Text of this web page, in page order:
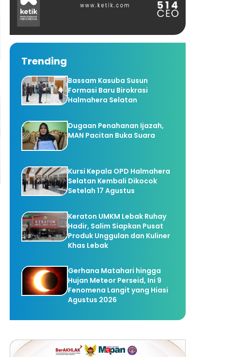
Trending
Bassam Kasuba Susun
Formasi Baru Birokrasi
Halmahera Selatan
Dugaan Penahanan Ijazah,
MAN Pacitan Buka Suara
Kursi Kepala OPD Halmahera
Selatan Kembali Dikocok
Setelah 17 Agustus
Keraton UMKM Lebak Ruhay
Hadir, Salim Siapkan Pusat
Produk Unggulan dan Kuliner
Khas Lebak
Gerhana Matahari hingga
Hujan Meteor Perseid, Ini 9
Fenomena Langit yang Hiasi
Agustus 2026